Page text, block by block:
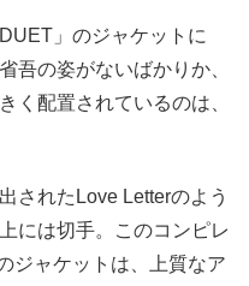
」のジャケットに
吾の姿がないばかりか、
く配置されているのは、
されたLove Letterのよう
には切手。このコンピレ
ジャケットは、上質なア